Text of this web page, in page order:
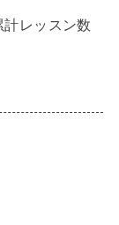
レッスン数